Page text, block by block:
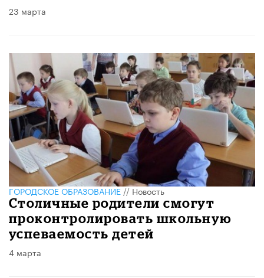
23 марта
ГОРОДСКОЕ ОБРАЗОВАНИЕ//Новость
Столичные родители смогут
проконтролировать школьную
успеваемость детей
4 марта